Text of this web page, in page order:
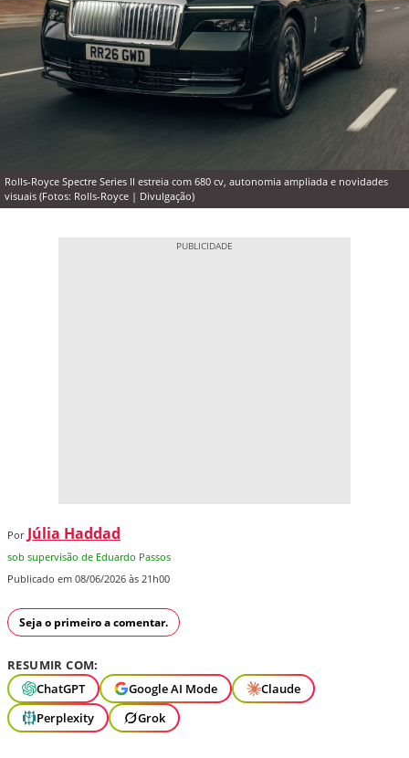
Rolls-Royce Spectre Series II estreia com 680 cv, autonomia ampliada e novidades
visuais (Fotos: Rolls-Royce | Divulgação)
Por Júlia Haddad
sob supervisão de Eduardo Passos
Publicado em 08/06/2026 às 21h00
Seja o primeiro a comentar.
RESUMIR COM:
ChatGPT
Google AI Mode
Claude
Perplexity
Grok